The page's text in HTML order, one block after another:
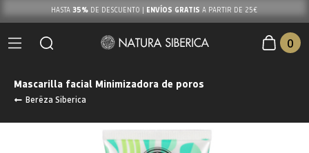
HASTA 35% DE DESCUENTO | ENVÍOS GRATISA PARTIR DE 25€
0
Mascarilla facial Minimizadora de poros
Berëza Siberica